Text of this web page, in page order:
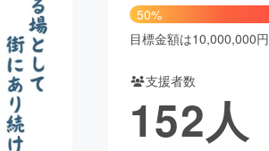
アニメ・漫画
ビューティー・ヘルスケア
50%
目標金額は10,000,000円
支援者数
152人